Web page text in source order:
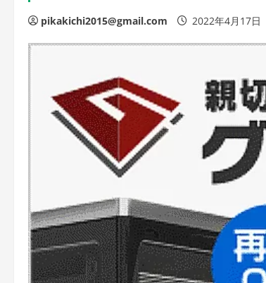
pikakichi2015@gmail.com 2022年4月17日